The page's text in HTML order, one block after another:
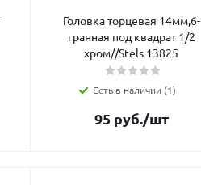
Головка торцевая 14мм,6-
гранная под квадрат 1/2
хром//Stels 13825
Есть в наличии (1)
95руб./шт